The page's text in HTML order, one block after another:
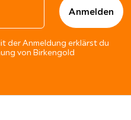
der Anmeldung erklärst du
von Birkengold